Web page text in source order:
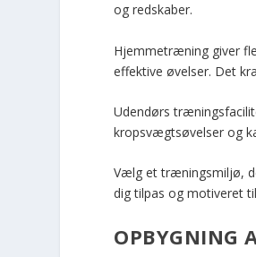
og redskaber.
Hjemmetræning giver
effektive øvelser. Det
Udendørs
kropsvægtsøvelser og
Vælg et træningsmiljø,
dig tilpas og motiveret
OPBYGNING